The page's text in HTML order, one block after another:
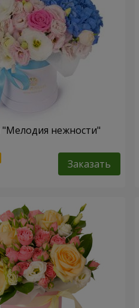
нежности"
Заказать